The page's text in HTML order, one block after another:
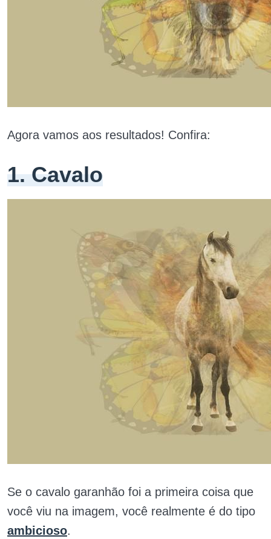
Agora vamos aos resultados! Confira:
1. Cavalo
Se o cavalo garanhão foi a primeira coisa que
você viu na imagem, você realmente é do tipo
ambicioso.